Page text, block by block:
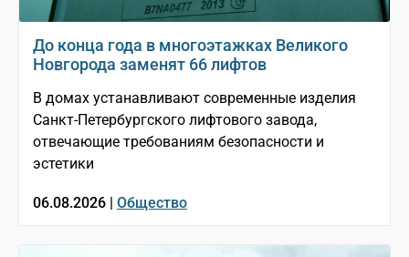
До конца года в многоэтажках Великого
Новгорода заменят 66 лифтов
В домах устанавливают современные изделия
Санкт-Петербургского лифтового завода,
отвечающие требованиям безопасности и
эстетики
06.08.2026 | Общество